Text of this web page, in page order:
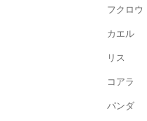
フクロウ
カエル
リス
コアラ
パンダ